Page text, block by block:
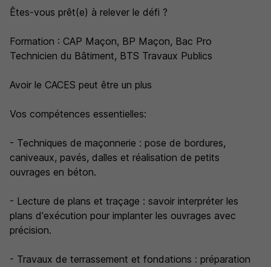
Êtes-vous prêt(e) à relever le défi ?
Formation : CAP Maçon, BP Maçon, Bac Pro
Technicien du Bâtiment, BTS Travaux Publics
Avoir le CACES peut être un plus
Vos compétences essentielles:
- Techniques de maçonnerie : pose de bordures,
caniveaux, pavés, dalles et réalisation de petits
ouvrages en béton.
- Lecture de plans et traçage : savoir interpréter les
plans d'exécution pour implanter les ouvrages avec
précision.
- Travaux de terrassement et fondations : préparation